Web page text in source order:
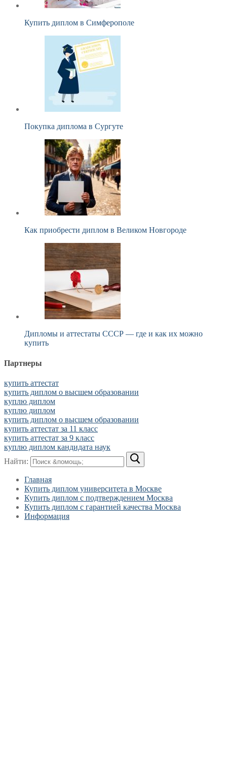
Купить диплом в Симферополе
Покупка диплома в Сургуте
Как приобрести диплом в Великом Новгороде
Дипломы и аттестаты СССР — где и как их можно
купить
Партнеры
купить аттестат
купить диплом о высшем образовании
куплю диплом
куплю диплом
купить диплом о высшем образовании
купить аттестат за 11 класс
купить аттестат за 9 класс
куплю диплом кандидата наук
Найти:
Главная
Купить диплом университета в Москве
Купить диплом с подтверждением Москва
Купить диплом с гарантией качества Москва
Информация